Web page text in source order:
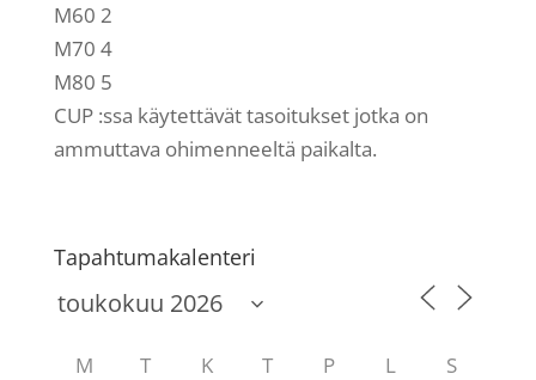
M60 2
M70 4
M80 5
CUP :ssa käytettävät tasoitukset jotka on
ammuttava ohimenneeltä paikalta.
Tapahtumakalenteri
M T K T P L S